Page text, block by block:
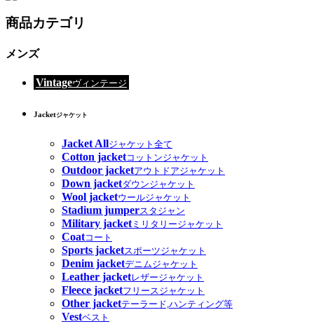
商品カテゴリ
メンズ
Vintageヴィンテージ
Jacketジャケット
Jacket Allジャケット全て
Cotton jacketコットンジャケット
Outdoor jacketアウトドアジャケット
Down jacketダウンジャケット
Wool jacketウールジャケット
Stadium jumperスタジャン
Military jacketミリタリージャケット
Coatコート
Sports jacketスポーツジャケット
Denim jacketデニムジャケット
Leather jacketレザージャケット
Fleece jacketフリースジャケット
Other jacketテーラード,ハンティング等
Vestベスト